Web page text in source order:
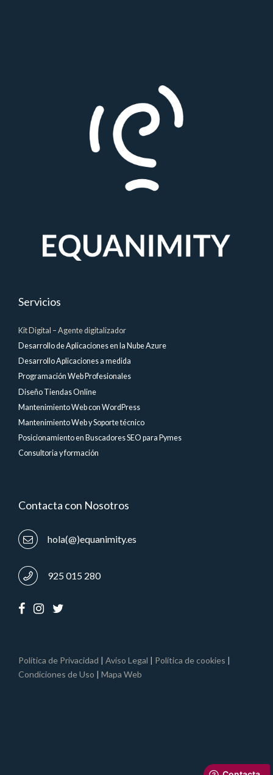
Servicios
Kit Digital – Agente digitalizador
Desarrollo de Aplicaciones en la Nube Azure
Desarrollo Aplicaciones a medida
Programación Web Profesionales
Diseño Tiendas Online
Mantenimiento Web con WordPress
Mantenimiento Web y Soporte técnico
Posicionamiento en Buscadores SEO para Pymes
Consultoria y formación
Contacta con Nosotros
hola(@)equanimity.es
925 015 280
Política de Privacidad | Aviso Legal | Política de cookies |
Condiciones de Uso | Mapa Web